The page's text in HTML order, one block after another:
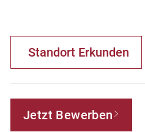
Standort Erkunden
Jetzt Bewerben